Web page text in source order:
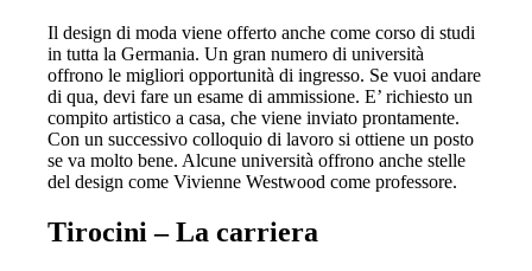
Il design di moda viene offerto anche come corso di studi
in tutta la Germania. Un gran numero di università
offrono le migliori opportunità di ingresso. Se vuoi andare
di qua, devi fare un esame di ammissione. E’ richiesto un
compito artistico a casa, che viene inviato prontamente.
Con un successivo colloquio di lavoro si ottiene un posto
se va molto bene. Alcune università offrono anche stelle
del design come Vivienne Westwood come professore.
Tirocini – La carriera